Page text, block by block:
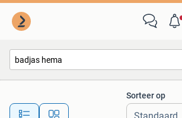
Alle afstanden…
Sorteer op